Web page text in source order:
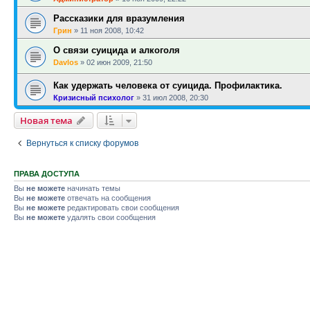
Рассказики для вразумления
Грин » 11 ноя 2008, 10:42
О связи суицида и алкоголя
Davlos » 02 июн 2009, 21:50
Как удержать человека от суицида. Профилактика.
Кризисный психолог » 31 июл 2008, 20:30
Новая тема
Вернуться к списку форумов
ПРАВА ДОСТУПА
Вы не можете начинать темы
Вы не можете отвечать на сообщения
Вы не можете редактировать свои сообщения
Вы не можете удалять свои сообщения